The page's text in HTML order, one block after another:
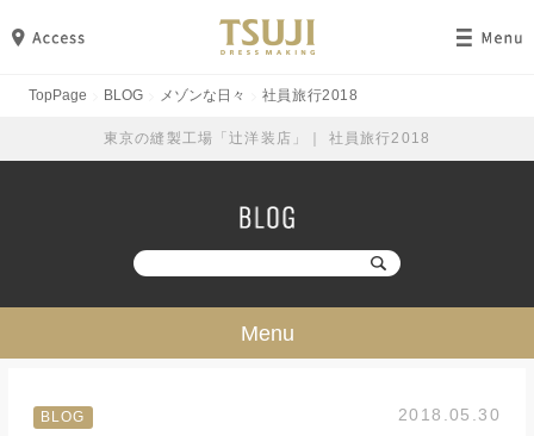
TopPage BLOG メゾンな日々 社員旅行2018
東京の縫製工場「辻洋装店」｜ 社員旅行2018
Menu
BLOG 2018.05.30